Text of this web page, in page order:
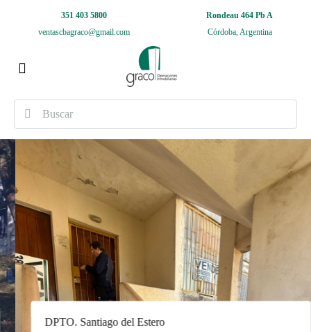
351 403 5800
ventascbagraco@gmail.com
Rondeau 464 Pb A
Córdoba, Argentina
DPTO. Santiago del Estero